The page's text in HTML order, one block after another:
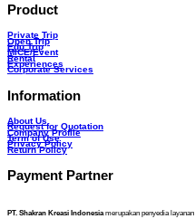
Product
Private Trip
Open Trip
Edu Trip
MICE/Event
Rental
Experiences
Corporate Services
Information
About Us
Request for Quotation
Company Profile
Term of Use
Privacy Policy
Return Policy
Payment Partner
PT. Shakran Kreasi Indonesiamerupakan penyedia layanan